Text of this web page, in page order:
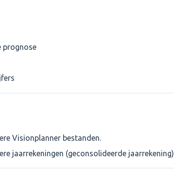
prognose
Visionplanner bestanden.
jaarrekeningen (geconsolideerde jaarrekening)